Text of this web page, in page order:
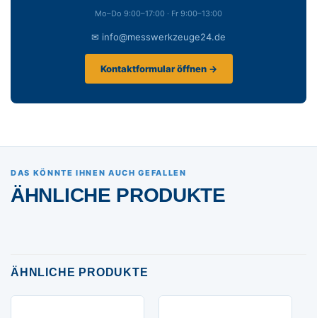
Mo–Do 9:00–17:00 · Fr 9:00–13:00
✉ info@messwerkzeuge24.de
Kontaktformular öffnen →
DAS KÖNNTE IHNEN AUCH GEFALLEN
ÄHNLICHE PRODUKTE
ÄHNLICHE PRODUKTE